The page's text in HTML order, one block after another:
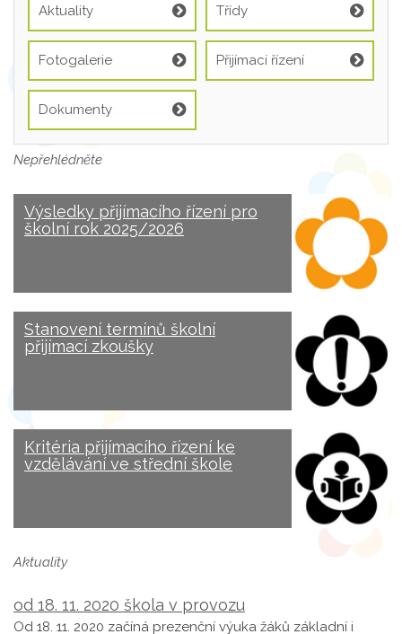
Aktuality Třídy
Fotogalerie Přijímací řízení
Dokumenty
Nepřehlédněte
Výsledky přijímacího řízení pro
školní rok 2025/2026
Stanovení termínů školní
přijímací zkoušky
Kritéria přijímacího řízení ke
vzdělávání ve střední škole
Aktuality
od 18. 11. 2020 škola v provozu
Od 18. 11. 2020 začíná prezenční výuka žáků základní i